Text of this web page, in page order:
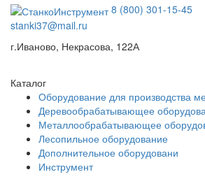
8 (800) 301-15-45
stanki37@mail.ru
г.Иваново, Некрасова, 122А
Каталог
Оборудование для производства
Деревообрабатывающее
Металлообрабатывающее
Лесопильное оборудование
Дополнительное оборудовани
Инструмент